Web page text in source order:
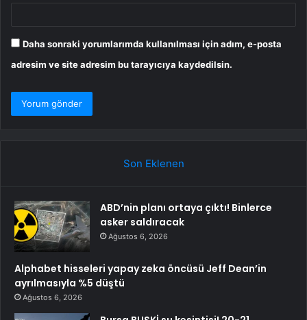
Daha sonraki yorumlarımda kullanılması için adım, e-posta
adresim ve site adresim bu tarayıcıya kaydedilsin.
Son Eklenen
ABD’nin planı ortaya çıktı! Binlerce
asker saldıracak
Ağustos 6, 2026
Alphabet hisseleri yapay zeka öncüsü Jeff Dean’in
ayrılmasıyla %5 düştü
Ağustos 6, 2026